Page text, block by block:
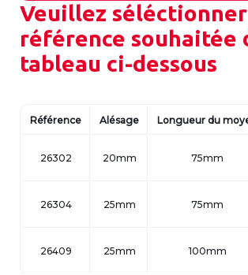
Veuillez
référence souhaitée
tableau ci-dessous
Référence Alésage Longueur du
26302 20mm 75mm
26304 25mm 75mm
26409 25mm 100mm